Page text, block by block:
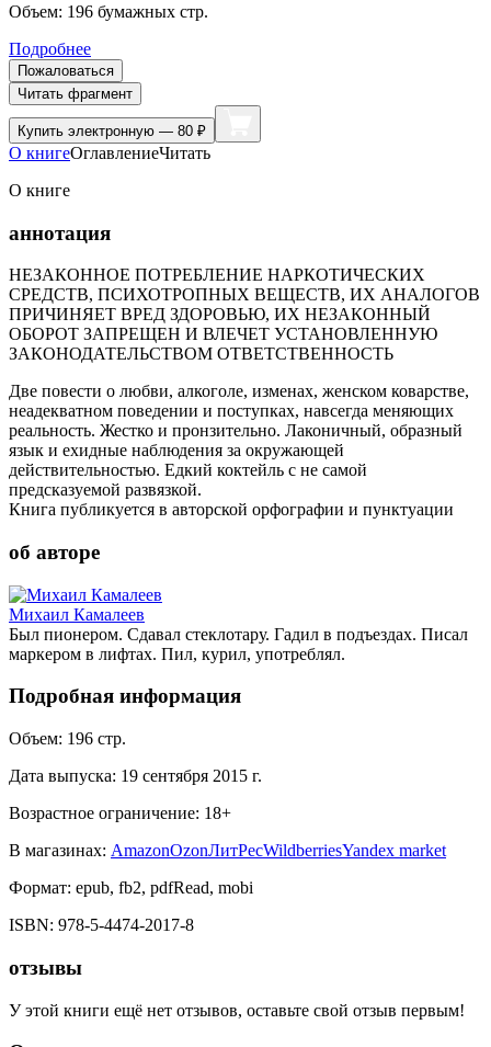
Объем: 196 бумажных стр.
Подробнее
Пожаловаться
Читать фрагмент
Купить электронную — 80 ₽
О книгеОглавлениеЧитать
О книге
аннотация
НЕЗАКОННОЕ ПОТРЕБЛЕНИЕ НАРКОТИЧЕСКИХ
СРЕДСТВ, ПСИХОТРОПНЫХ ВЕЩЕСТВ, ИХ АНАЛОГОВ
ПРИЧИНЯЕТ ВРЕД ЗДОРОВЬЮ, ИХ НЕЗАКОННЫЙ
ОБОРОТ ЗАПРЕЩЕН И ВЛЕЧЕТ УСТАНОВЛЕННУЮ
ЗАКОНОДАТЕЛЬСТВОМ ОТВЕТСТВЕННОСТЬ
Две повести о любви, алкоголе, изменах, женском коварстве,
неадекватном поведении и поступках, навсегда меняющих
реальность. Жестко и пронзительно. Лаконичный, образный
язык и ехидные наблюдения за окружающей
действительностью. Едкий коктейль с не самой
предсказуемой развязкой.
Книга публикуется в авторской орфографии и пунктуации
об авторе
Михаил Камалеев
Был пионером. Сдавал стеклотару. Гадил в подъездах. Писал
маркером в лифтах. Пил, курил, употреблял.
Подробная информация
Объем: 196 стр.
Дата выпуска: 19 сентября 2015 г.
Возрастное ограничение: 18+
В магазинах: AmazonOzonЛитРесWildberriesYandex market
Формат: epub, fb2, pdfRead, mobi
ISBN: 978-5-4474-2017-8
отзывы
У этой книги ещё нет отзывов, оставьте свой отзыв первым!